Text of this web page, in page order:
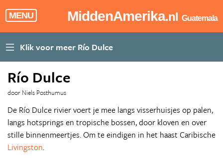
MENU MiddenAmerika.nl Guatemala
Río Dulce
door Niels Posthumus
De Río Dulce rivier voert je mee langs visserhuisjes op palen,
langs hotsprings en tropische bossen, door kloven en over
stille binnenmeertjes. Om te eindigen in het haast Caribische
Livingston.